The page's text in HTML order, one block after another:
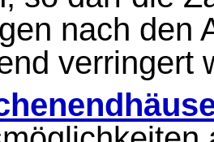
nach den
verringert